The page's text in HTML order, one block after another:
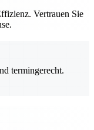
Vertrauen Sie
termingerecht.